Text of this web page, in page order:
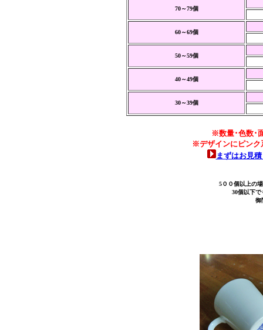
70～79個
60～69個
50～59個
40～49個
30～39個
※数量･色数･
※デザインにピンク
まずはお見
5００個以上の
30個以下
御